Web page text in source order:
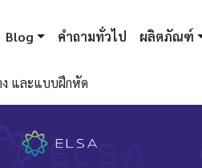
Blog คำถามทั่วไป ผลิตภัณฑ์
ง และแบบฝึกหัด